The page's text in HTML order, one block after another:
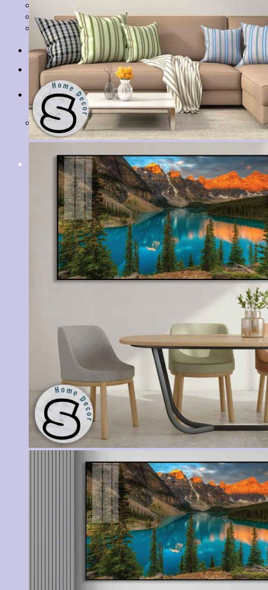
Tranh Tĩnh Vật
Tranh Đồng Quê
Tranh Thuỷ Mặc
Tranh Con Hổ
Tin tức
Liên hệ
Giỏ hàng
Chưa có sản phẩm trong giỏ hàng.
Tìm
kiếm: